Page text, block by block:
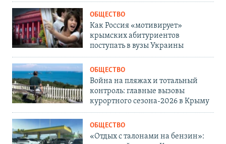
ОБЩЕСТВО
Как Россия «мотивирует»
крымских абитуриентов
поступать в вузы Украины
ОБЩЕСТВО
Война на пляжах и тотальный
контроль: главные вызовы
курортного сезона-2026 в Крыму
ОБЩЕСТВО
«Отдых с талонами на бензин»: